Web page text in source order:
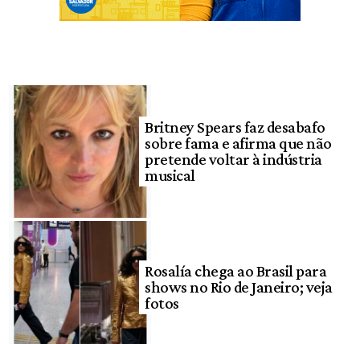
Britney Spears faz desabafo
sobre fama e afirma que não
pretende voltar à indústria
musical
Rosalía chega ao Brasil para
shows no Rio de Janeiro; veja
fotos